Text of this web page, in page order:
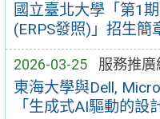
國立臺北大學「第1
(ERPS發照)」招生簡
2026-03-25 服務推廣
東海大學與Dell,
「生成式AI驅動的